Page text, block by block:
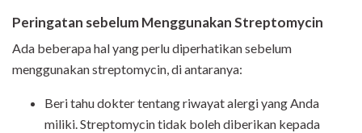
Peringatan sebelum Menggunakan Streptomycin
Ada beberapa hal yang perlu diperhatikan sebelum
menggunakan streptomycin, di antaranya:
Beri tahu dokter tentang riwayat alergi yang Anda
miliki. Streptomycin tidak boleh diberikan kepada